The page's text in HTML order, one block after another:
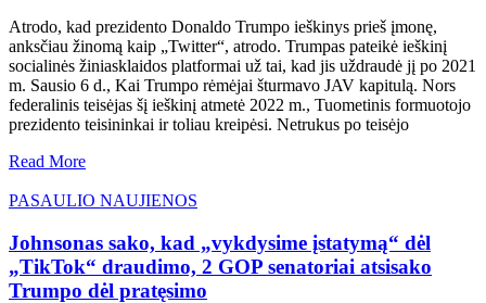
Atrodo, kad prezidento Donaldo Trumpo ieškinys prieš įmonę,
anksčiau žinomą kaip „Twitter“, atrodo. Trumpas pateikė ieškinį
socialinės žiniasklaidos platformai už tai, kad jis uždraudė jį po 2021
m. Sausio 6 d., Kai Trumpo rėmėjai šturmavo JAV kapitulą. Nors
federalinis teisėjas šį ieškinį atmetė 2022 m., Tuometinis formuotojo
prezidento teisininkai ir toliau kreipėsi. Netrukus po teisėjo
Read More
PASAULIO NAUJIENOS
Johnsonas sako, kad „vykdysime įstatymą“ dėl
„TikTok“ draudimo, 2 GOP senatoriai atsisako
Trumpo dėl pratęsimo